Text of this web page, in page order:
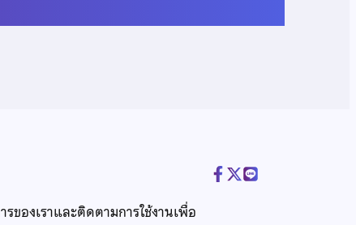
องเราและติดตามการใช้งานเพื่อ